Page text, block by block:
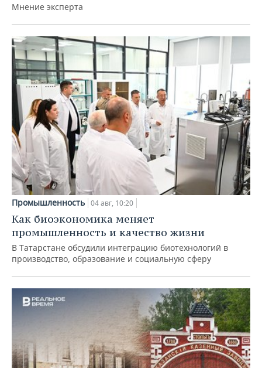
Мнение эксперта
Промышленность 04 авг, 10:20
Как биоэкономика меняет
промышленность и качество жизни
В Татарстане обсудили интеграцию биотехнологий в
производство, образование и социальную сферу